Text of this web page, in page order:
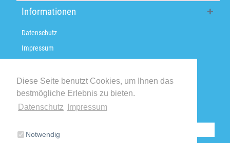
Diese Seite benutzt Cookies, um Ihnen das
bestmögliche Erlebnis zu bieten.
Datenschutz
Impressum
Notwendig
Informationen
Datenschutz
Impressum
Versandkosten / Lieferzeiten
Widerrufsbelehrung
Retoure